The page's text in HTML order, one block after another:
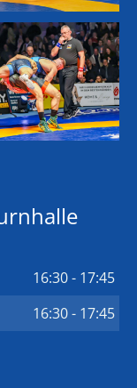
16:30 - 17:45
16:30 - 17:45